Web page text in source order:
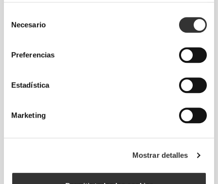
Necesario
Preferencias
Estadística
Marketing
Mostrar detalles
ceñido realza tu silueta.